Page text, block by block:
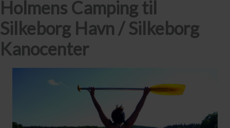
Holmens Camping til
Silkeborg Havn / Silkeborg
Kanocenter